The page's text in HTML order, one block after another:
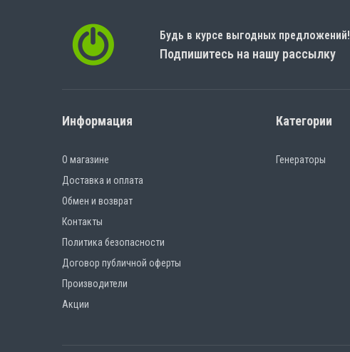
Будь в курсе выгодных предложений!
Подпишитесь на нашу рассылку
Информация
О магазине
Доставка и оплата
Обмен и возврат
Контакты
Политика безопасности
Договор публичной оферты
Производители
Акции
Категории
Генераторы